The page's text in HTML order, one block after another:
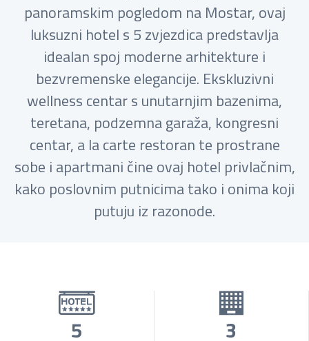
panoramskim pogledom na Mostar, ovaj
luksuzni hotel s 5 zvjezdica predstavlja
idealan spoj moderne arhitekture i
bezvremenske elegancije. Ekskluzivni
wellness centar s unutarnjim bazenima,
teretana, podzemna garaža, kongresni
centar, a la carte restoran te prostrane
sobe i apartmani čine ovaj hotel privlačnim,
kako poslovnim putnicima tako i onima koji
putuju iz razonode.
5 3